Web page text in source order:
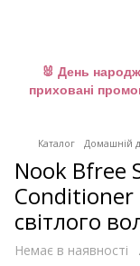
🐰 День
приховані
Каталог Домашній
Nook Bfree
Conditioner
світлого
Немає в наявності